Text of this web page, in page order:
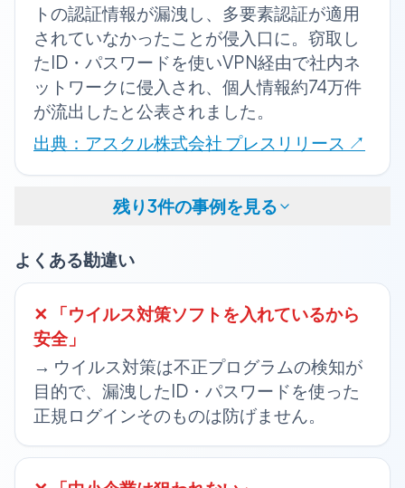
トの認証情報が漏洩し、多要素認証が適用
されていなかったことが侵入口に。窃取し
たID・パスワードを使いVPN経由で社内ネ
ットワークに侵入され、個人情報約74万件
が流出したと公表されました。
出典：アスクル株式会社 プレスリリース ↗
残り3件の事例を見る
よくある勘違い
✕ 「ウイルス対策ソフトを入れているから
安全」
→ ウイルス対策は不正プログラムの検知が
目的で、漏洩したID・パスワードを使った
正規ログインそのものは防げません。